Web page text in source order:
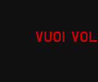
VUOI